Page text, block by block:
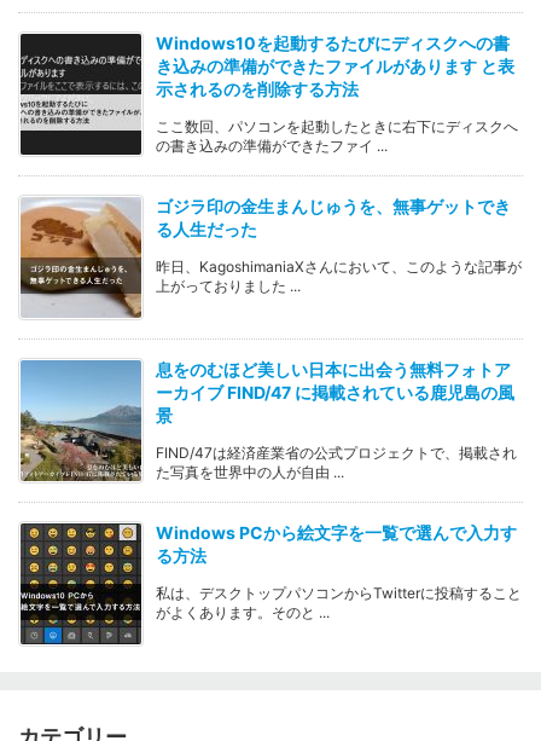
Windows10を起動するたびにディスクへの書
き込みの準備ができたファイルがあります と表
示されるのを削除する方法
ここ数回、パソコンを起動したときに右下にディスクへ
の書き込みの準備ができたファイ ...
ゴジラ印の金生まんじゅうを、無事ゲットでき
る人生だった
昨日、KagoshimaniaXさんにおいて、このような記事が
上がっておりました ...
息をのむほど美しい日本に出会う無料フォトア
ーカイブ FIND/47 に掲載されている鹿児島の風
景
FIND/47は経済産業省の公式プロジェクトで、掲載され
た写真を世界中の人が自由 ...
Windows PCから絵文字を一覧で選んで入力す
る方法
私は、デスクトップパソコンからTwitterに投稿すること
がよくあります。そのと ...